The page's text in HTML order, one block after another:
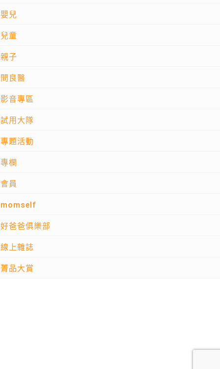
嬰兒
兒童
親子
問良醫
影音專區
試用大隊
專題活動
專欄
會員
momself
好爸爸俱樂部
線上雜誌
菁品大賞